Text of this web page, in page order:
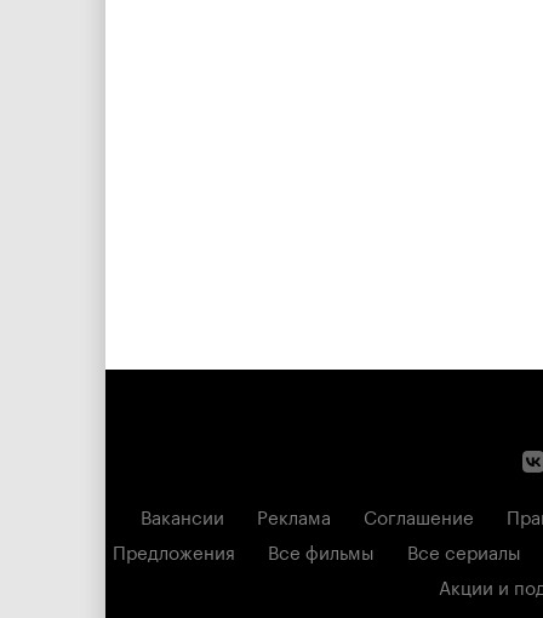
Вакансии Реклама Соглашение
Предложения
Все фильмы
Все сериалы
Акции и